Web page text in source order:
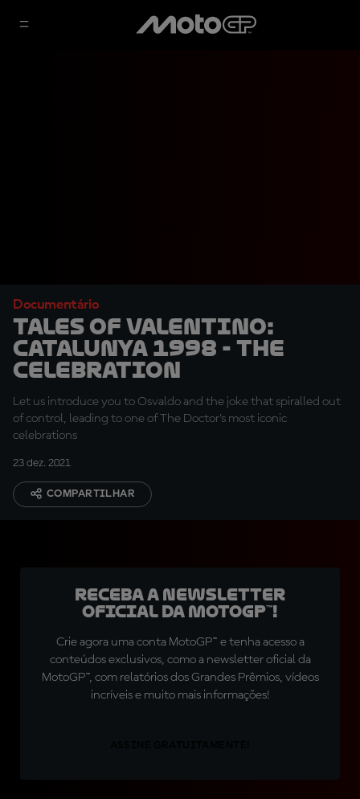
Documentário
TALES OF VALENTINO:
Catalunya 1998 - The
Celebration
Let us introduce you to Osvaldo and the joke that spiralled out
of control, leading to one of The Doctor's most iconic
celebrations
23 dez. 2021
COMPARTILHAR
Receba a newsletter
oficial da MotoGP™!
Crie agora uma conta MotoGP™ e tenha acesso a
conteúdos exclusivos, como a newsletter oficial da
MotoGP™, com relatórios dos Grandes Prêmios, vídeos
incríveis e muito mais informações!